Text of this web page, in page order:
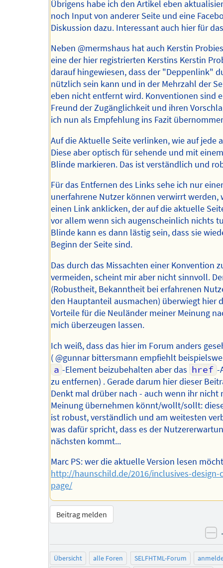
Übrigens habe ich den Artikel eben
noch Input von anderer Seite und eine
Diskussion dazu. Interessant auch hier für
Neben @mermshaus hat auch Kerstin
eine der hier registrierten Kerstins Kerstin
darauf hingewiesen, dass der "Deppenlink"
nützlich sein kann und in der Mehrzahl der
eben nicht entfernt wird. Konventionen sind
Freund der Zugänglichkeit und ihren
ich nun als Empfehlung ins Fazit
Auf die Aktuelle Seite verlinken, wie auf jede
Diese aber optisch für sehende und mit
Blinde markieren. Das ist verständlich und
Für das Entfernen des Links sehe ich nur
unerfahrene Nutzer können verwirrt werden,
einen Link anklicken, der auf die aktuelle
vor allem wenn sich augenscheinlich nichts
Blinde kann es dann lästig sein, dass sie
Beginn der Seite sind.
Das durch das Missachten einer Konvention
vermeiden, scheint mir aber nicht sinnvoll.
(Robustheit, Bekanntheit bei erfahrenen
den Hauptanteil ausmachen) überwiegt hier
Vorteile für die Neuländer meiner Meinung
mich überzeugen lassen.
Ich weiß, dass das hier im Forum anders
( @gunnar bittersmann empfiehlt
a -Element beizubehalten aber das href -
zu entfernen) . Gerade darum hier dieser
Denkt mal drüber nach - auch wenn ihr nicht
Meinung übernehmen könnt/wollt/sollt:
ist robust, verständlich und am weitesten
was dafür spricht, dass es der
nächsten kommt...
Marc PS: wer die aktuelle Version lesen
http://haunschild.de/2016/inclusives-design-
page/
Beitrag melden
Übersicht alle Foren SELFHTML-Forum